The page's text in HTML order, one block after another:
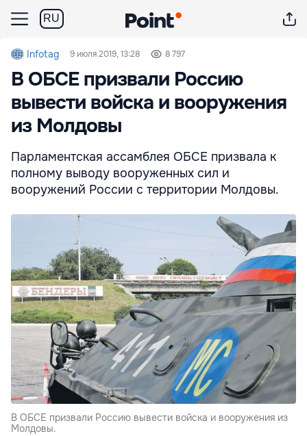
RU
Infotag 9 июля 2019, 13:28 8 797
В ОБСЕ призвали Россию
вывести войска и вооружения
из Молдовы
Парламентская ассамблея ОБСЕ призвала к
полному выводу вооруженных сил и
вооружений России с территории Молдовы.
В ОБСЕ призвали Россию вывести войска и вооружения из
Молдовы.